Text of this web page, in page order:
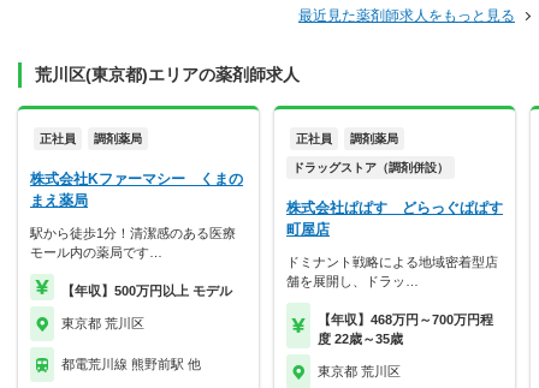
最近見た薬剤師求人をもっと見る
荒川区(東京都)エリアの薬剤師求人
正社員 調剤薬局
株式会社Kファーマシー くまの
まえ薬局
駅から徒歩1分！清潔感のある医療
モール内の薬局です…
【年収】500万円以上 モデル
東京都 荒川区
都電荒川線 熊野前駅 他
正社員 調剤薬局
ドラッグストア（調剤併設）
株式会社ぱぱす どらっぐぱぱす
町屋店
ドミナント戦略による地域密着型店
舗を展開し、ドラッ…
【年収】468万円～700万円程
度 22歳～35歳
東京都 荒川区